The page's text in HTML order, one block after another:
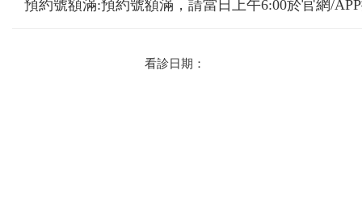
預約號額滿:預約號額滿，請當日上午6:00於官網/
看診日期：